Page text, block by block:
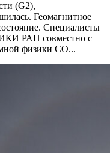
(G2),
Геомагнитное
Специалисты
ИКИ РАН совместно с
физики СО...